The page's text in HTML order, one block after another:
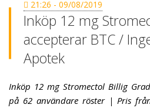
21:26 - 09/08/2019
Inköp 12 mg
accepterar BTC /
Apotek
Inköp 12 mg Stromectol Billig
på 62 användare röster | Pris